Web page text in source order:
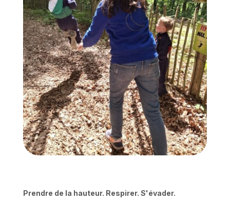
Prendre de la hauteur. Respirer. S'évader.